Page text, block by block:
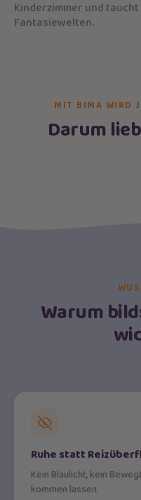
Kinderzimmer und
Fantasiewelten.
MIT BIMA WIRD
Darum
Warum
Ruhe statt
Kein Blaulicht, kein
kommen lassen.